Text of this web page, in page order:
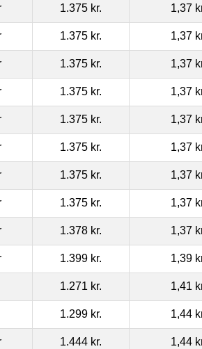
1.375 kr. 1,37
1.375 kr. 1,37
1.375 kr. 1,37
1.375 kr. 1,37
1.375 kr. 1,37
1.375 kr. 1,37
1.375 kr. 1,37
1.375 kr. 1,37
1.378 kr. 1,37
1.399 kr. 1,39
1.271 kr. 1,41
1.299 kr. 1,44
1.444 kr. 1,44